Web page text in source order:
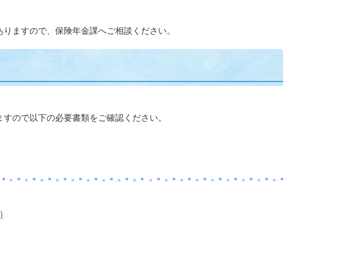
ますので、保険年金課へご相談ください。
ので以下の必要書類をご確認ください。